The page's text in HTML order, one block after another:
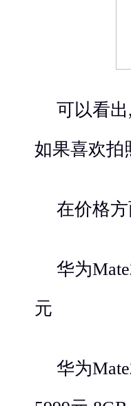
可以看
如果喜欢拍
在价格方
华为
元
华为